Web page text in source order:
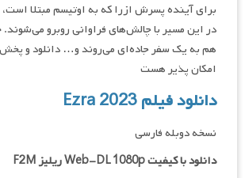
برای آینده پسرش ازرا که به اوتیسم مبتلا است،
در این مسیر با چالش‌های فراوانی روبرو می‌شوند.
امکان پذیر هست
دانلود فیلم Ezra 2023
نسخه دوبله فارسی
دانلود با کیفیت Web-DL 1080p ریلیز F2M